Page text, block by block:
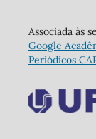
Associada às
Google
Periódicos